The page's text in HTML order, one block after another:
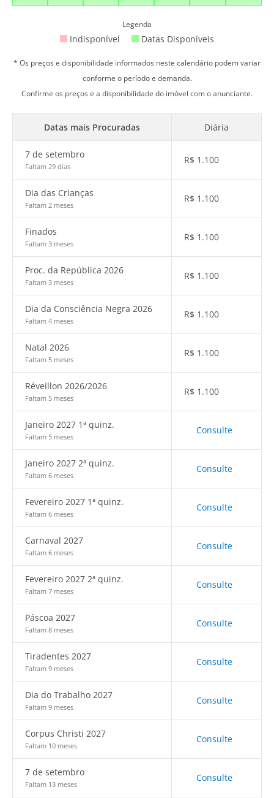
Legenda
Indisponível Datas Disponíveis
* Os preços e disponibilidade informados neste calendário podem variar
conforme o período e demanda.
Confirme os preços e a disponibilidade do imóvel com o anunciante.
Datas mais Procuradas Diária
7 de setembro
Faltam 29 dias
R$ 1.100
Dia das Crianças
Faltam 2 meses
R$ 1.100
Finados
Faltam 3 meses
R$ 1.100
Proc. da República 2026
Faltam 3 meses
R$ 1.100
Dia da Consciência Negra 2026
Faltam 4 meses
R$ 1.100
Natal 2026
Faltam 5 meses
R$ 1.100
Réveillon 2026/2026
Faltam 5 meses
R$ 1.100
Janeiro 2027 1ª quinz.
Faltam 5 meses
Consulte
Janeiro 2027 2ª quinz.
Faltam 6 meses
Consulte
Fevereiro 2027 1ª quinz.
Faltam 6 meses
Consulte
Carnaval 2027
Faltam 6 meses
Consulte
Fevereiro 2027 2ª quinz.
Faltam 7 meses
Consulte
Páscoa 2027
Faltam 8 meses
Consulte
Tiradentes 2027
Faltam 9 meses
Consulte
Dia do Trabalho 2027
Faltam 9 meses
Consulte
Corpus Christi 2027
Faltam 10 meses
Consulte
7 de setembro
Faltam 13 meses
Consulte